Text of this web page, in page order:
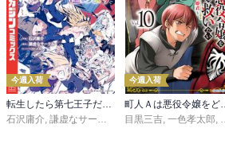
今週入荷
石沢庸介 謙虚なサークル メル。
今週入荷
目黒三吉 一色孝太郎